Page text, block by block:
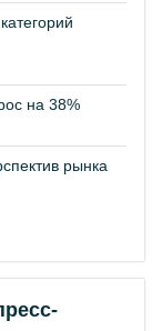
на 38%
рынка